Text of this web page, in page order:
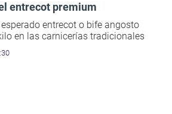
entrecot premium
entrecot o bife angosto
en las carnicerías tradicionales